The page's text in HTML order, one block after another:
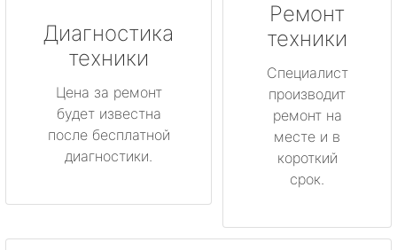
Диагностика
техники
Цена за ремонт
будет известна
после бесплатной
диагностики.
Ремонт
техники
Специалист
производит
ремонт на
месте и в
короткий
срок.